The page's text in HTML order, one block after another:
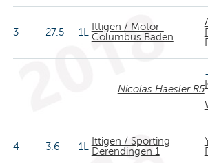
3 27.5 1L Ittigen / Motor-
Columbus Baden
Nicolas Haesler R5
-
-
4 3.6 1L Ittigen / Sporting
Derendingen 1